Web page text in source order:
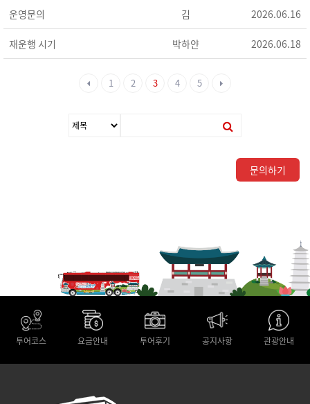
운영문의 김 2026.06.16
재운행 시기 박하얀 2026.06.18
1 2 3 4 5
문의하기
투어코스 요금안내 투어후기 공지사항 관광안내